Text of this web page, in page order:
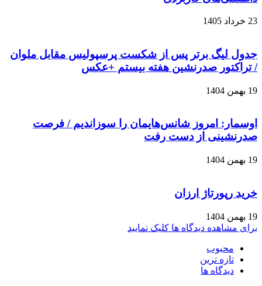
23 خرداد 1405
جدول لیگ برتر پس از شکست پرسپولیس مقابل ملوان
/ تراکتور صدرنشین هفته بیستم +عکس
19 بهمن 1404
اوسمار: امروز شانس‌هایمان را سوزاندیم / فرصت
صدرنشینی از دست رفت
19 بهمن 1404
خرید رپورتاژ ارزان
19 بهمن 1404
برای مشاهده دیدگاه ها کلیک نمایید
محبوب
تازه ترین
دیدگاه ها